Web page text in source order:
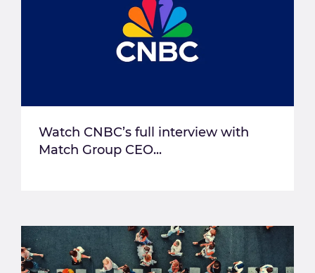
Watch CNBC’s full interview with
Match Group CEO...